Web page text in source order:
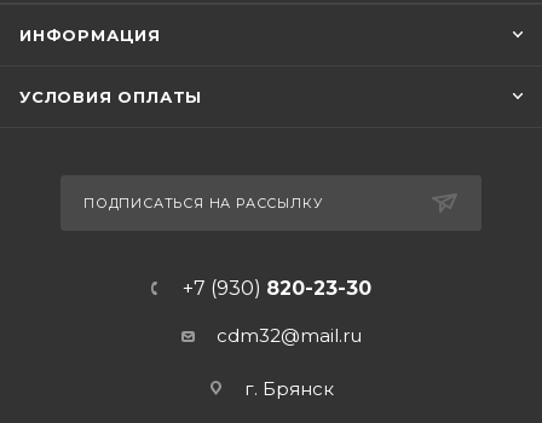
ИНФОРМАЦИЯ
УСЛОВИЯ ОПЛАТЫ
ПОДПИСАТЬСЯ НА РАССЫЛКУ
+7 (930) 820-23-30
cdm32@mail.ru
г. Брянск